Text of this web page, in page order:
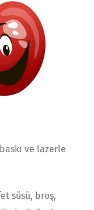
ve lazerle
süsü, broş,